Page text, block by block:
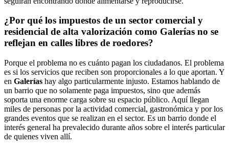
¿Por qué los impuestos de un sector comercial y
residencial de alta valorización como Galerías no se
reflejan en calles libres de roedores?
Porque el problema no es cuánto pagan los ciudadanos. El problema
es si los servicios que reciben son proporcionales a lo que aportan. Y
en Galerías hay algo particularmente injusto. Estamos hablando de
un barrio que no solamente paga impuestos, sino que además
soporta una enorme carga sobre su espacio público. Aquí llegan
miles de personas por la actividad comercial, gastronómica y por los
grandes eventos que se realizan en el sector. Es un barrio donde el
interés general ha prevalecido durante años sobre el interés particular
de quienes viven allí.